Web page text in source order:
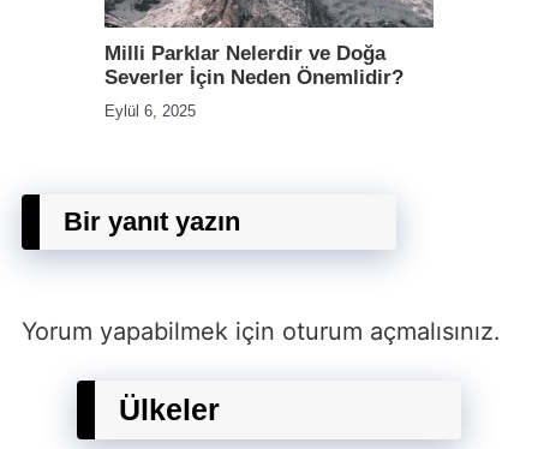
Milli Parklar Nelerdir ve Doğa
Severler İçin Neden Önemlidir?
Eylül 6, 2025
Bir yanıt yazın
Yorum yapabilmek için oturum açmalısınız.
Ülkeler